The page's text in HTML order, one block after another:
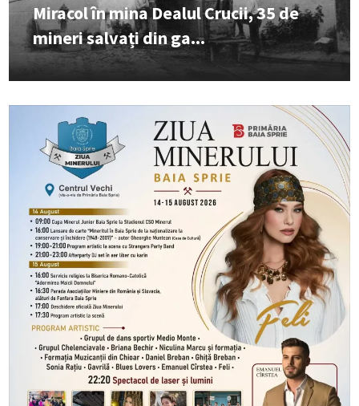
Miracol în mina Dealul Crucii, 35 de
mineri salvați din ga...